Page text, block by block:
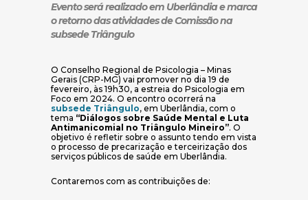
Evento será realizado em Uberlândia e marca
o retorno das atividades de Comissão na
subsede Triângulo
O Conselho Regional de Psicologia – Minas
Gerais (CRP-MG) vai promover no dia 19 de
fevereiro, às 19h30, a estreia do Psicologia em
Foco em 2024. O encontro ocorrerá na
subsede Triângulo(abre em nova janela)
, em Uberlândia, com o
tema “Diálogos sobre Saúde Mental e Luta
Antimanicomial no Triângulo Mineiro”. O
objetivo é refletir sobre o assunto tendo em vista
o processo de precarização e terceirização dos
serviços públicos de saúde em Uberlândia.
Contaremos com as contribuições de: